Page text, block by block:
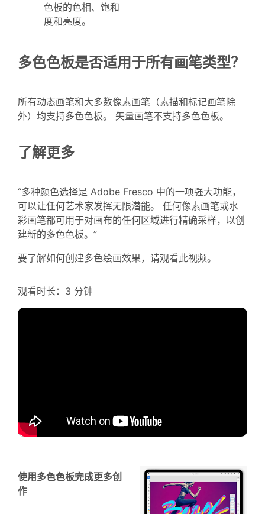
色板的色相、饱和
度和亮度。
多色色板是否适用于所有画笔类型？
所有动态画笔和大多数像素画笔（素描和标记画笔除
外）均支持多色色板。 矢量画笔不支持多色色板。
了解更多
“多种颜色选择是 Adobe Fresco 中的一项强大功能，
可以让任何艺术家发挥无限潜能。 任何像素画笔或水
彩画笔都可用于对画布的任何区域进行精确采样，以创
建新的多色色板。”
要了解如何创建多色绘画效果，请观看此视频。
观看时长：3 分钟
使用多色色板完成更多创
作